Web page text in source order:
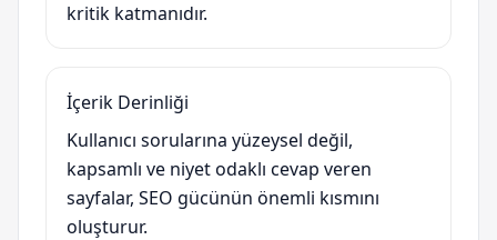
kritik katmanıdır.
İçerik Derinliği
Kullanıcı sorularına yüzeysel değil,
kapsamlı ve niyet odaklı cevap veren
sayfalar, SEO gücünün önemli kısmını
oluşturur.